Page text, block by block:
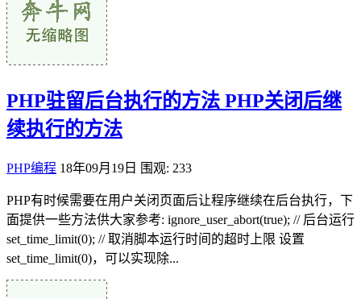
PHP驻留后台执行的方法 PHP关闭后继
续执行的方法
PHP编程 18年09月19日 围观: 233
PHP有时候需要在用户关闭页面后让程序继续在后台执行，下
面提供一些方法供大家参考: ignore_user_abort(true); // 后台运行
set_time_limit(0); // 取消脚本运行时间的超时上限 设置
set_time_limit(0)，可以实现除...